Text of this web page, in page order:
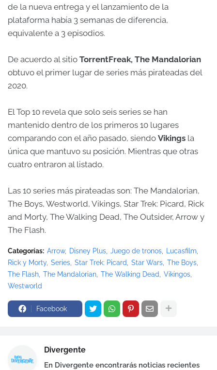
de la nueva entrega y el lanzamiento de la
plataforma había 3 semanas de diferencia,
equivalente a 3 episodios.
De acuerdo al sitio TorrentFreak, The Mandalorian
obtuvo el primer lugar de series más pirateadas del
2020.
El Top 10 revela que solo seis series se han
mantenido dentro de los primeros 10 lugares
comparando con el año pasado, siendo Vikings la
única que mantuvo su posición. Mientras que otras
cuatro entraron al listado.
Las 10 series más pirateadas son: The Mandalorian,
The Boys, Westworld, Vikings, Star Trek: Picard, Rick
and Morty, The Walking Dead, The Outsider, Arrow y
The Flash.
Categorías: Arrow Disney Plus Juego de tronos
Lucasfilm
Rick y Morty Series Star Trek: Picard Star Wars The Boys
The Flash The Mandalorian The Walking Dead
Vikingos
Westworld
Facebook
Divergente
En Divergente encontrarás noticias recientes